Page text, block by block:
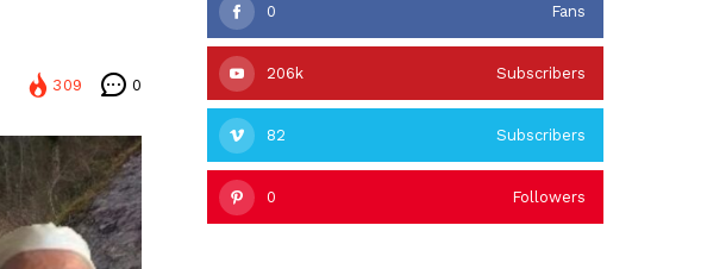
309 0
0 Fans
206k Subscribers
82 Subscribers
0 Followers